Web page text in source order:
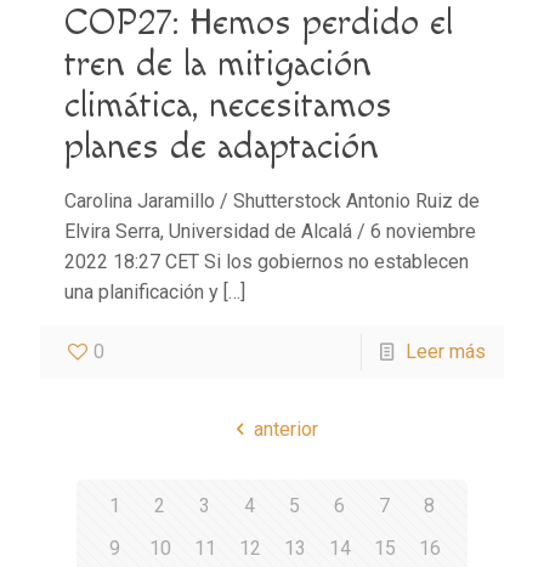
COP27: Hemos perdido el
tren de la mitigación
climática, necesitamos
planes de adaptación
Carolina Jaramillo / Shutterstock Antonio Ruiz de
Elvira Serra, Universidad de Alcalá / 6 noviembre
2022 18:27 CET Si los gobiernos no establecen
una planificación y […]
0 Leer más
anterior
1 2 3 4 5 6 7
8
9
10 11 12 13 14 15
16